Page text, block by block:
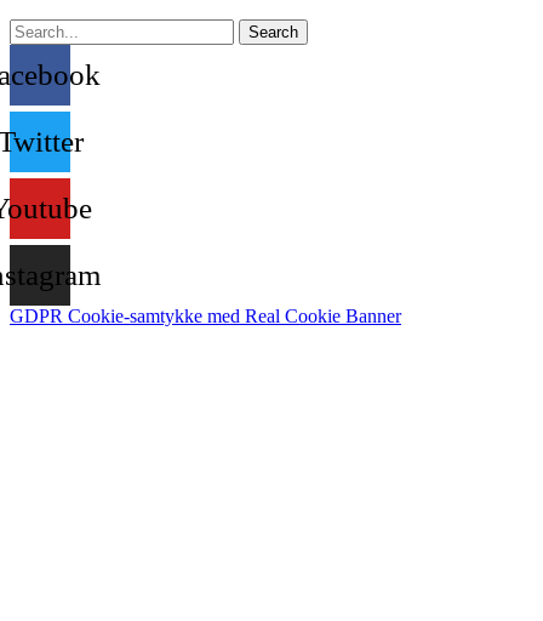
Search
GDPR Cookie-samtykke med Real Cookie Banner